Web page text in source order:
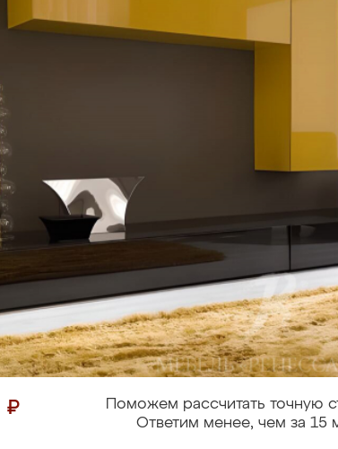
₽
Поможем рассчитать точную
Ответим менее, чем за 15